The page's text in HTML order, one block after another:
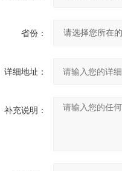
省份：
详细地址：
补充说明：